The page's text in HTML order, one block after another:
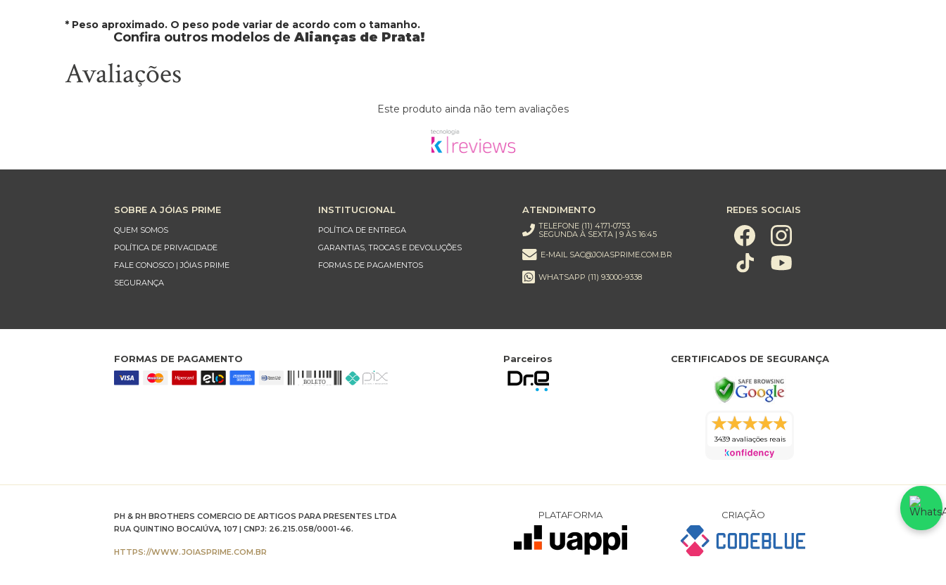
* Peso aproximado. O peso pode variar de acordo com o tamanho.
Confira outros modelos deAlianças de Prata!
Avaliações
Este produto ainda não tem avaliações
SOBRE A JÓIAS PRIME
QUEM SOMOS
POLÍTICA DE PRIVACIDADE
FALE CONOSCO | JÓIAS PRIME
SEGURANÇA
INSTITUCIONAL
POLÍTICA DE ENTREGA
GARANTIAS, TROCAS E DEVOLUÇÕES
FORMAS DE PAGAMENTOS
ATENDIMENTO
TELEFONE (11) 4171-0753
SEGUNDA À SEXTA | 9 ÀS 16:45
E-MAIL SAC@JOIASPRIME.COM.BR
WHATSAPP (11) 93000-9338
REDES SOCIAIS
FORMAS DE PAGAMENTO Parceiros CERTIFICADOS DE SEGURANÇA
3439 avaliações reais
PH & RH BROTHERS COMERCIO DE ARTIGOS PARA PRESENTES LTDA
RUA QUINTINO BOCAIÚVA, 107 | CNPJ: 26.215.058/0001-46.
HTTPS://WWW.JOIASPRIME.COM.BR
PLATAFORMA CRIAÇÃO